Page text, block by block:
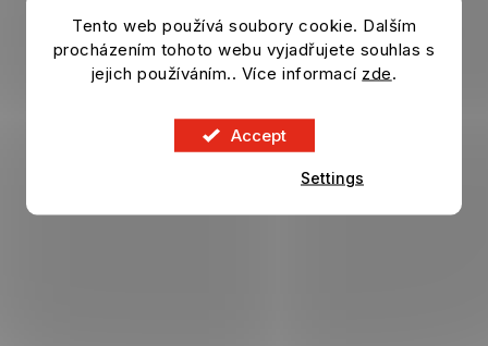
Tento web používá soubory cookie. Dalším
procházením tohoto webu vyjadřujete souhlas s
jejich používáním.. Více informací zde.
Accept
Settings